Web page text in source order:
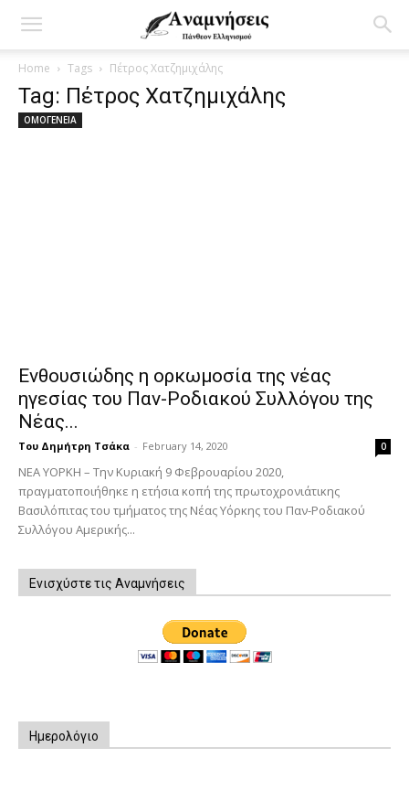
Home Tags Πέτρος Χατζημιχάλης
Tag: Πέτρος Χατζημιχάλης
ΟΜΟΓΕΝΕΙΑ
Ενθουσιώδης η ορκωμοσία της νέας
ηγεσίας του Παν-Ροδιακού Συλλόγου της
Νέας...
Του Δημήτρη Τσάκα - February 14, 2020 0
ΝΕΑ ΥΟΡΚΗ – Την Κυριακή 9 Φεβρουαρίου 2020,
πραγματοποιήθηκε η ετήσια κοπή της πρωτοχρονιάτικης
Βασιλόπιτας του τμήματος της Νέας Υόρκης του Παν-Ροδιακού
Συλλόγου Αμερικής...
Ενισχύστε τις Αναμνήσεις
Ημερολόγιο